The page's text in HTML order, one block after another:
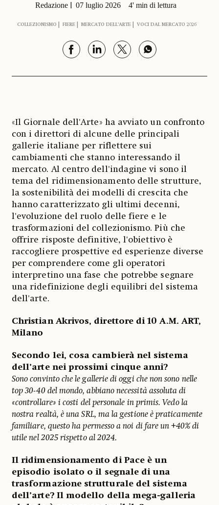
Redazione 07 luglio 2026 4' min di lettura
COLLEZIONISMO FIERE MERCATO DELL’ARTE VOCI DAL MERCATO 2026
«Il Giornale dell'Arte» ha avviato un confronto
con i direttori di alcune delle principali
gallerie italiane per riflettere sui
cambiamenti che stanno interessando il
mercato. Al centro dell'indagine vi sono il
tema del ridimensionamento delle strutture,
la sostenibilità dei modelli di crescita che
hanno caratterizzato gli ultimi decenni,
l'evoluzione del ruolo delle fiere e le
trasformazioni del collezionismo. Più che
offrire risposte definitive, l'obiettivo è
raccogliere prospettive ed esperienze diverse
per comprendere come gli operatori
interpretino una fase che potrebbe segnare
una ridefinizione degli equilibri del sistema
dell'arte.
Christian Akrivos, direttore di 10 A.M. ART,
Milano
Secondo lei, cosa cambierà nel sistema
dell’arte nei prossimi cinque anni?
Sono convinto che le gallerie di oggi che non sono nelle
top 30-40 del mondo, abbiano necessità assoluta di
«controllare» i costi del personale in primis. Vedo la
nostra realtà, è una SRL, ma la gestione è praticamente
familiare, questo ha permesso a noi di fare un +40% di
utile nel 2025 rispetto al 2024.
Il ridimensionamento di Pace è un
episodio isolato o il segnale di una
trasformazione strutturale del sistema
dell’arte? Il modello della mega-galleria